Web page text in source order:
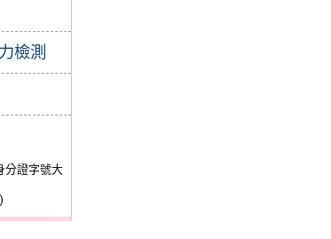
檢測
分證字號大